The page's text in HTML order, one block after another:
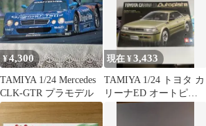
¥4,300
TAMIYA 1/24 Mercedes
CLK-GTR プラモデル
現在 ¥3,433
TAMIYA 1/24 トヨタ カ
リーナED オートピス
タ プラモデル